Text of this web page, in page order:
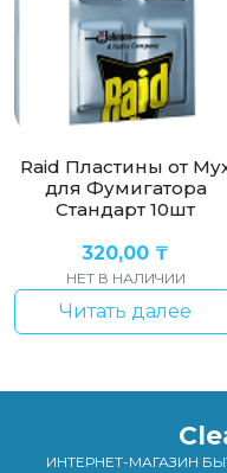
Raid Пластины от
для Фумигатора
Стандарт 10шт
320,00 ₸
НЕТ В НАЛИЧИИ
Читать далее
ИНТЕРНЕТ-МАГАЗИН